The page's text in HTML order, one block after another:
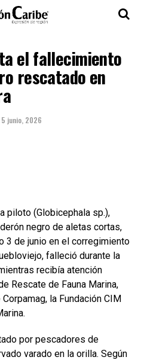
el fallecimiento
rescatado en
5 junio, 2026
piloto (Globicephala sp.),
negro de aletas cortas,
3 de junio en el corregimiento
falleció durante la
recibía atención
Rescate de Fauna Marina,
la Fundación CIM
por pescadores de
varado en la orilla. Según